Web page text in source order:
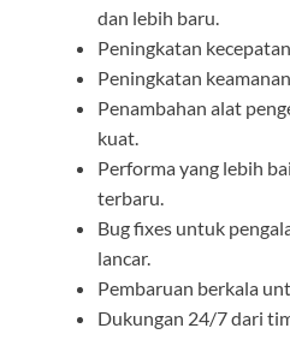
dan lebih baru.
Peningkatan
Peningkatan
Penambahan alat
kuat.
Performa yang lebih
terbaru.
Bug fixes untuk
lancar.
Pembaruan berkala
Dukungan 24/7 dari